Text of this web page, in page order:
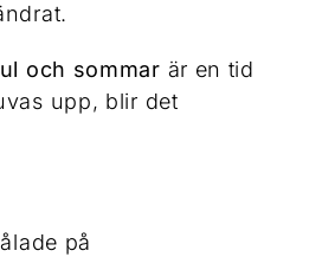
och sommar är en tid
upp, blir det
på